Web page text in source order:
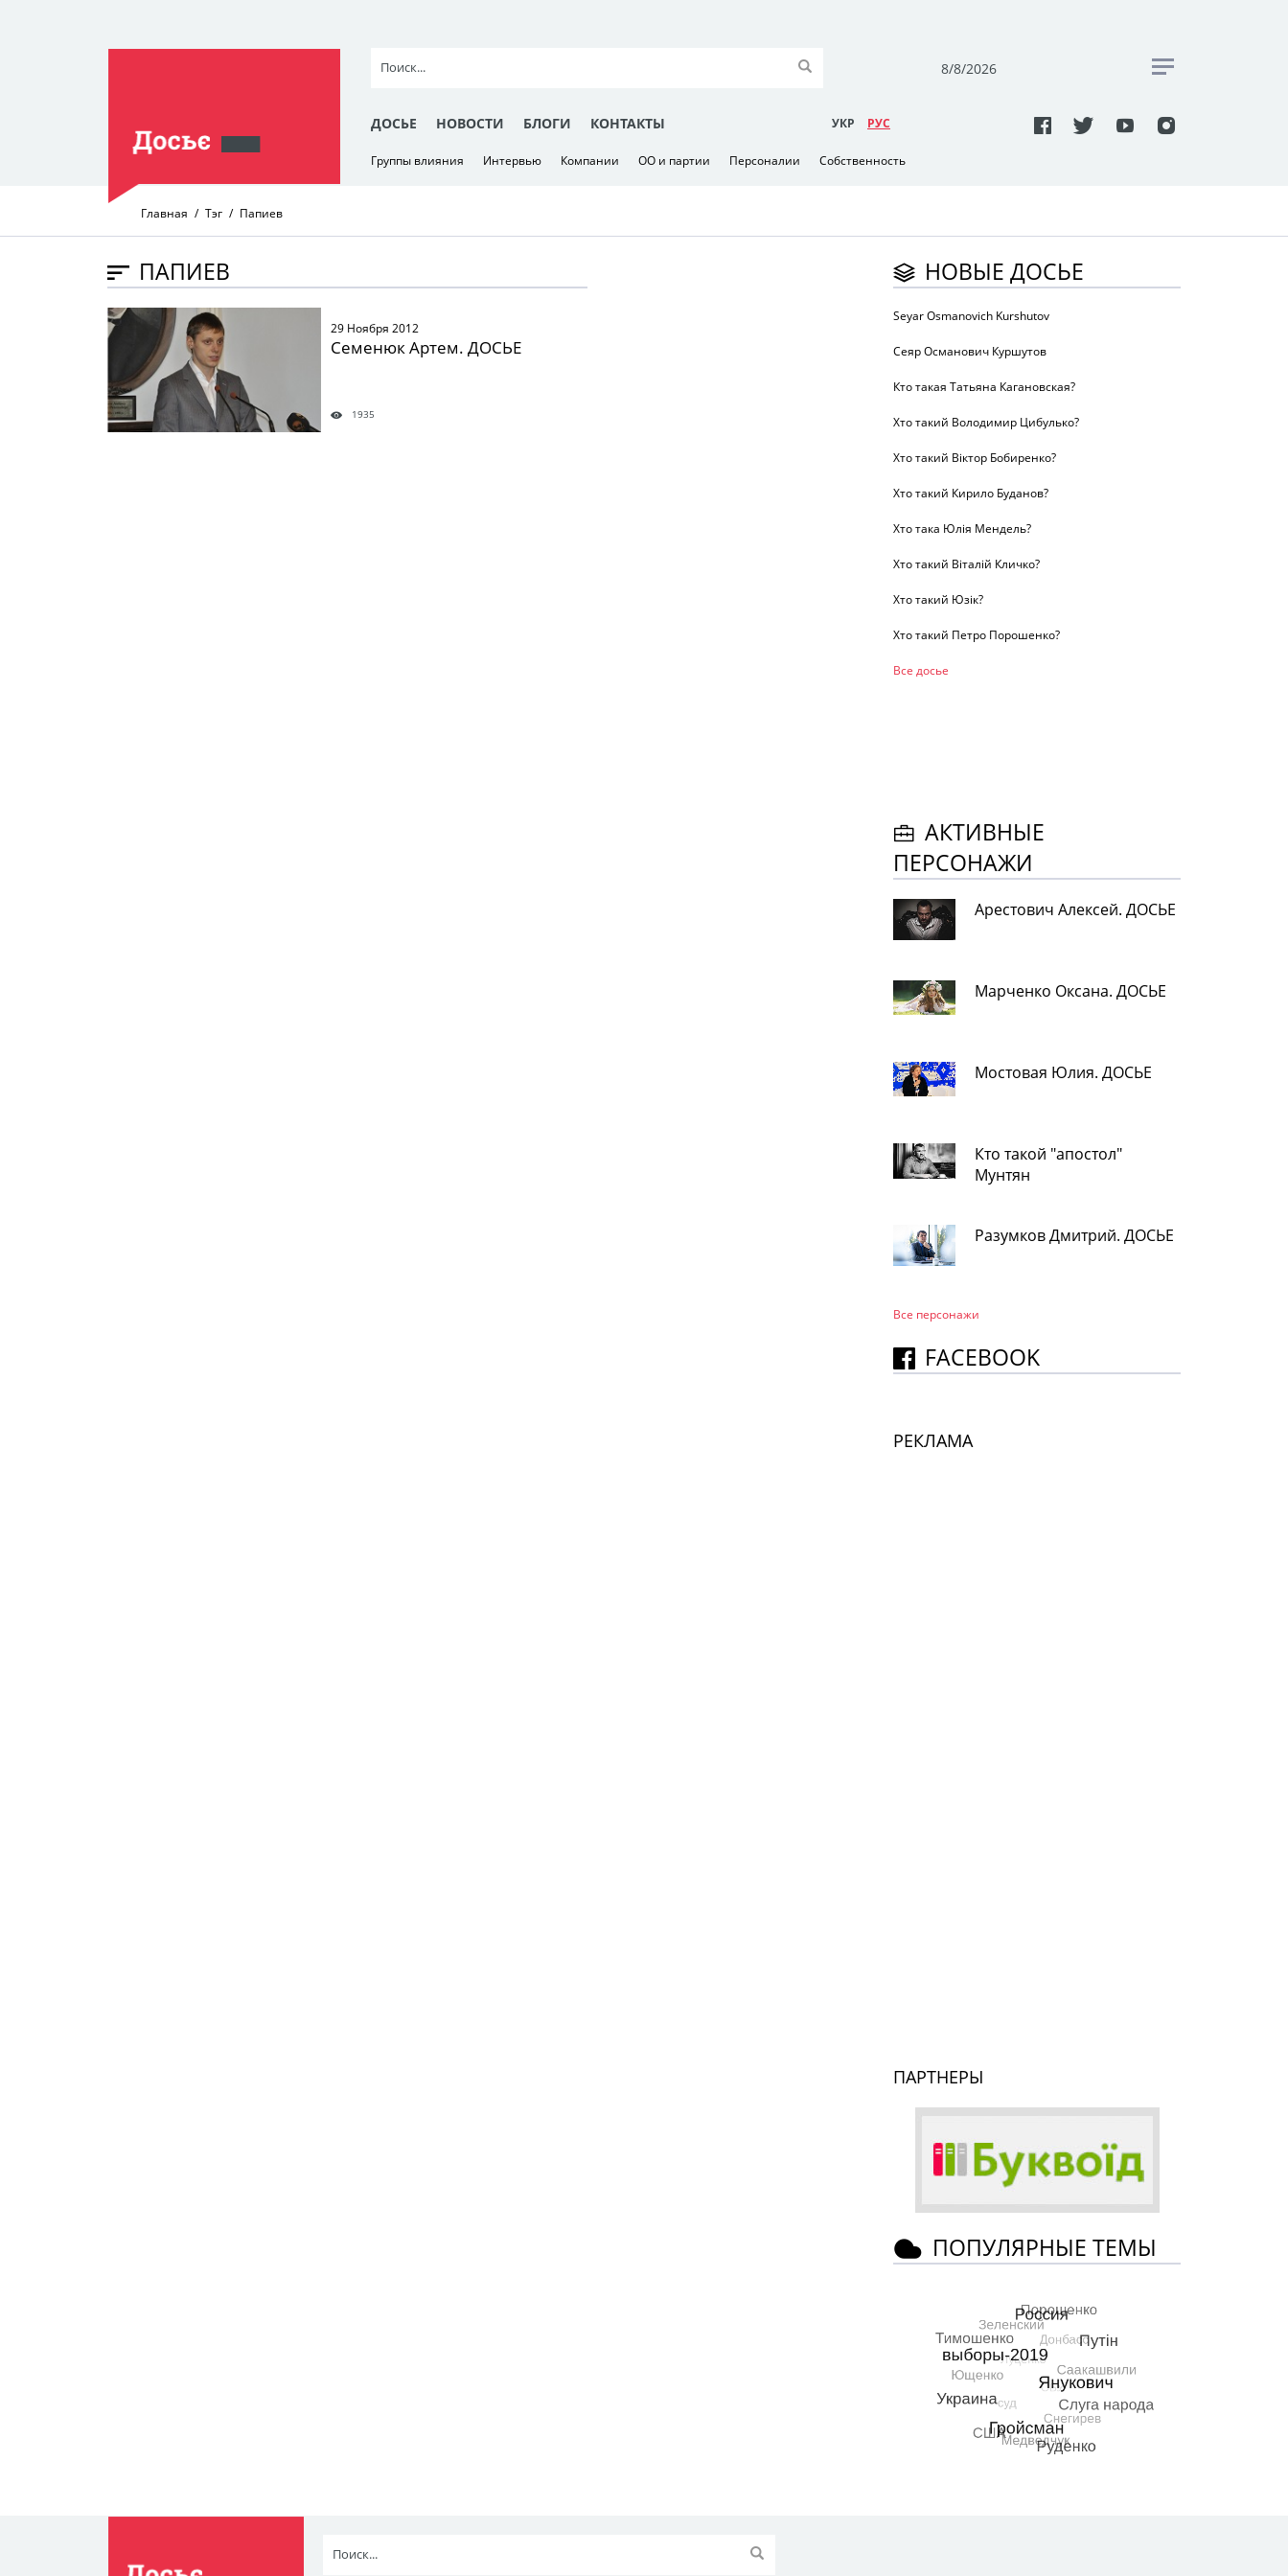
8/8/2026
ДОСЬЕ НОВОСТИ БЛОГИ КОНТАКТЫ УКР РУC
Группы влияния Интервью Компании ОО и партии Персоналии Собственность
Главная Тэг Папиев
ПАПИЕВ
" />
29 Ноября 2012
Семенюк Артем. ДОСЬЕ
1935
НОВЫЕ ДОСЬЕ
Seyar Osmanovich Kurshutov
Сеяр Османович Куршутов
Кто такая Татьяна Кагановская?
Хто такий Володимир Цибулько?
Хто такий Віктор Бобиренко?
Хто такий Кирило Буданов?
Хто така Юлія Мендель?
Хто такий Віталій Кличко?
Хто такий Юзік?
Хто такий Петро Порошенко?
Все досье
АКТИВНЫЕ
ПЕРСОНАЖИ
Арестович Алексей. ДОСЬЕ
Марченко Оксана. ДОСЬЕ
Мостовая Юлия. ДОСЬЕ
Кто такой "апостол"
Мунтян
Разумков Дмитрий. ДОСЬЕ
Все персонажи
FACEBOOK
РЕКЛАМА
ПАРТНЕРЫ
ПОПУЛЯРНЫЕ ТЕМЫ